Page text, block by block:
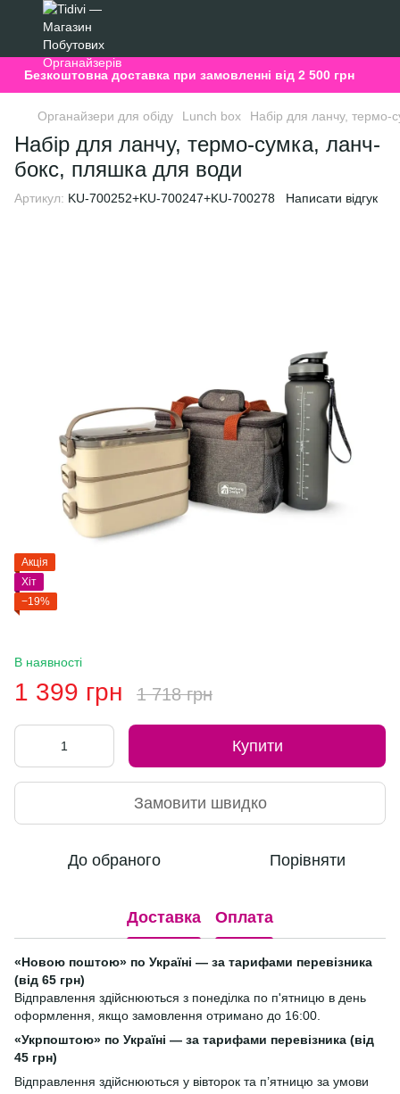
Безкоштовна доставка при замовленні від 2 500 грн
Органайзери для обіду Lunch box Набір для ланчу, термо-
Набір для ланчу, термо-сумка, ланч-
бокс, пляшка для води
Артикул: KU-700252+KU-700247+KU-700278 Написати відгук
Акція
Хіт
−19%
В наявності
1 399 грн 1 718 грн
Купити
Замовити швидко
До обраного Порівняти
Доставка Оплата
«Новою поштою» по Україні — за тарифами перевізника
(від 65 грн)
Відправлення здійснюються з понеділка по п'ятницю в день
оформлення, якщо замовлення отримано до 16:00.
«Укрпоштою» по Україні — за тарифами перевізника (від
45 грн)
Відправлення здійснюються у вівторок та п’ятницю за умови